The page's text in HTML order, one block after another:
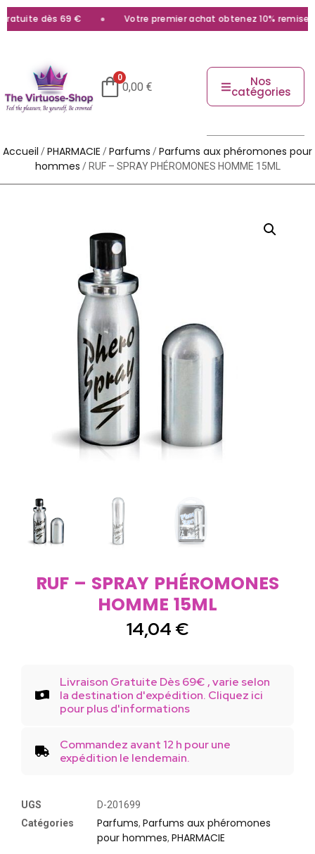
dès 69 € Votre premier achat obtenez 10% remise
0
0,00 € Nos
catégories
Accueil /PHARMACIE /Parfums /Parfums aux phéromones pour
hommes / RUF – SPRAY PHÉROMONES HOMME 15ML
RUF – SPRAY PHÉROMONES
HOMME 15ML
14,04 €
Livraison Gratuite Dès 69€ , varie selon
la destination d'expédition. Cliquez ici
pour plus d'informations
Commandez avant 12 h pour une
expédition le lendemain.
UGS
D-201699
Catégories
Parfums, Parfums aux phéromones
pour hommes, PHARMACIE